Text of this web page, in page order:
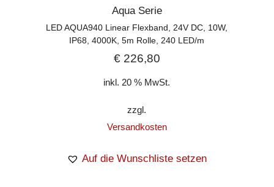
Aqua Serie
LED AQUA940 Linear Flexband, 24V DC, 10W,
IP68, 4000K, 5m Rolle, 240 LED/m
€226,80
inkl. 20 % MwSt.
zzgl.
Versandkosten
Auf die Wunschliste setzen